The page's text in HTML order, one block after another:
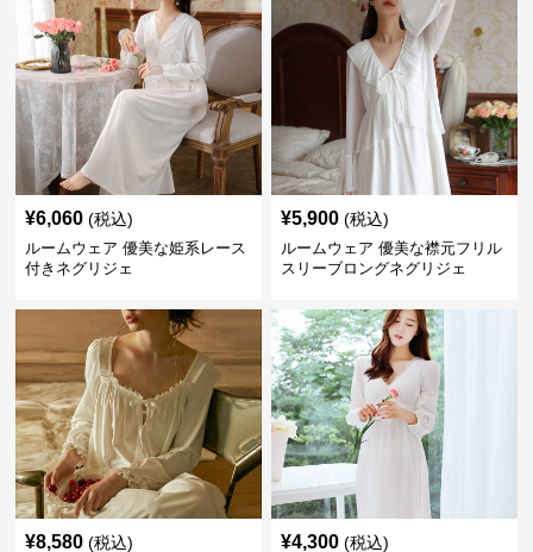
¥6,060 (税込)
ルームウェア 優美な姫系レース
付きネグリジェ
¥5,900 (税込)
ルームウェア 優美な襟元フリル
スリーブロングネグリジェ
¥8,580 (税込) ¥4,300 (税込)